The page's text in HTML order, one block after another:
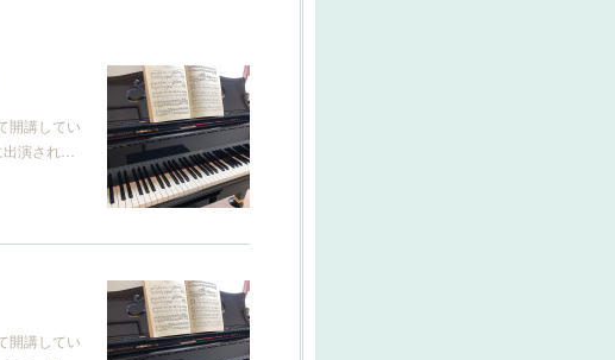
開講してい
演され…
開講してい